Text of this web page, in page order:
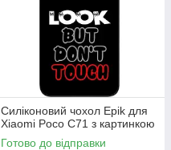
Силіконовий чохол Epik для
Xiaomi Poco C71 з картинкою
Готово до відправки